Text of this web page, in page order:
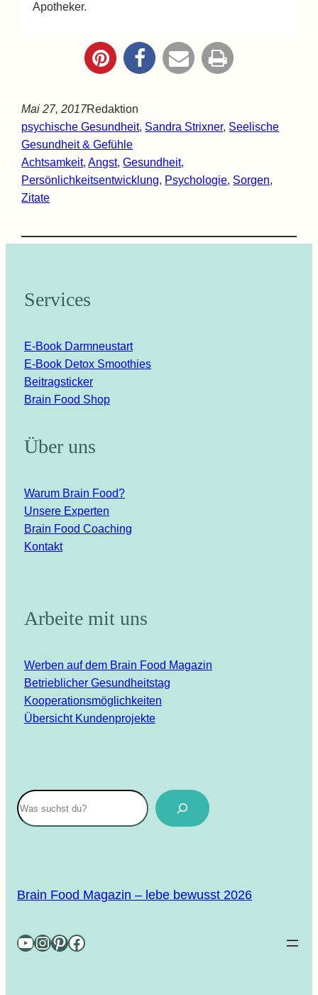
Apotheker.
Mai 27, 2017Redaktion
psychische Gesundheit, Sandra Strixner, Seelische
Gesundheit & Gefühle
Achtsamkeit, Angst, Gesundheit
Persönlichkeitsentwicklung, Psychologie, Sorgen
Zitate
Services
E-Book Darmneustart
E-Book Detox Smoothies
Beitragsticker
Brain Food Shop
Über uns
Warum Brain Food?
Unsere Experten
Brain Food Coaching
Kontakt
Arbeite mit uns
Werben auf dem Brain Food Magazin
Betrieblicher Gesundheitstag
Kooperationsmöglichkeiten
Übersicht Kundenprojekte
Suchen
Brain Food Magazin – lebe bewusst 2026
YouTube
Instagram
Pinterest
Facebook